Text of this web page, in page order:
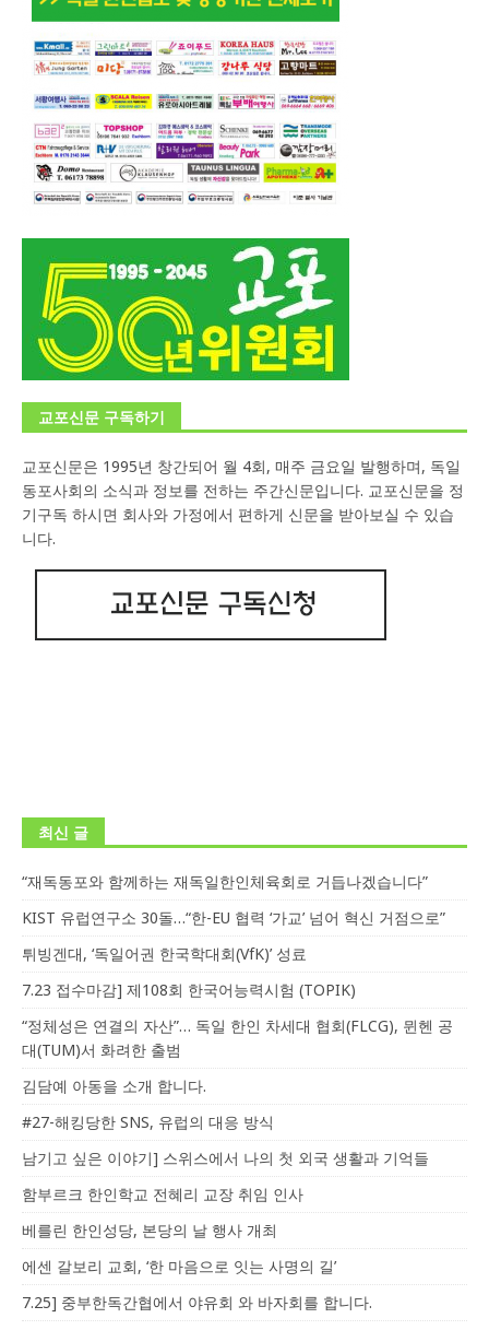
교포신문 구독하기
교포신문은 1995년 창간되어 월 4회, 매주 금요일 발행하며, 독일
동포사회의 소식과 정보를 전하는 주간신문입니다. 교포신문을 정
기구독 하시면 회사와 가정에서 편하게 신문을 받아보실 수 있습
니다.
최신 글
“재독동포와 함께하는 재독일한인체육회로 거듭나겠습니다”
KIST 유럽연구소 30돌…“한-EU 협력 ‘가교’ 넘어 혁신 거점으로”
튀빙겐대, ‘독일어권 한국학대회(VfK)’ 성료
7.23 접수마감] 제108회 한국어능력시험 (TOPIK)
“정체성은 연결의 자산”… 독일 한인 차세대 협회(FLCG), 뮌헨 공
대(TUM)서 화려한 출범
김담예 아동을 소개 합니다.
#27-해킹당한 SNS, 유럽의 대응 방식
남기고 싶은 이야기] 스위스에서 나의 첫 외국 생활과 기억들
함부르크 한인학교 전혜리 교장 취임 인사
베를린 한인성당, 본당의 날 행사 개최
에센 갈보리 교회, ‘한 마음으로 잇는 사명의 길’
7.25] 중부한독간협에서 야유회 와 바자회를 합니다.